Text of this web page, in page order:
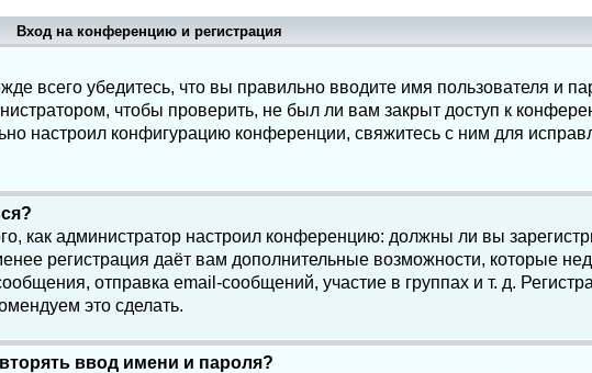
Вход на конференцию и регистрация
всего убедитесь, что вы правильно вводите имя пользователя и
чтобы проверить, не был ли вам закрыт доступ к
настроил конфигурацию конференции, свяжитесь с ним для
как администратор настроил конференцию: должны ли вы
регистрация даёт вам дополнительные возможности, которые
отправка email-сообщений, участие в группах и т. д.
это сделать.
ввод имени и пароля?